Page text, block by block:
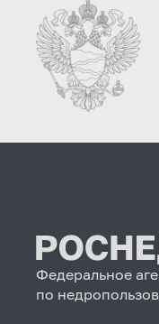
Федеральное
по